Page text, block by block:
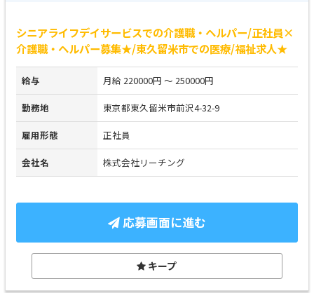
シニアライフデイサービスでの介護職・ヘルパー/正社員×
介護職・ヘルパー募集★/東久留米市での医療/福祉求人★
給与 月給 220000円 ～ 250000円
勤務地 東京都東久留米市前沢4-32-9
雇用形態 正社員
会社名 株式会社リーチング
応募画面に進む
キープ